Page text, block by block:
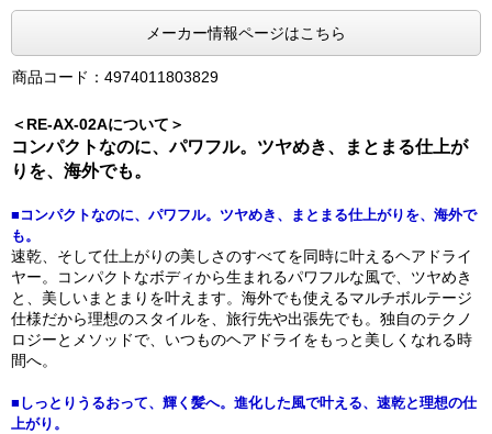
メーカー情報ページはこちら
商品コード：4974011803829
＜RE-AX-02Aについて＞
コンパクトなのに、パワフル。ツヤめき、まとまる仕上が
りを、海外でも。
■コンパクトなのに、パワフル。ツヤめき、まとまる仕上がりを、海外で
も。
速乾、そして仕上がりの美しさのすべてを同時に叶えるヘアドライ
ヤー。コンパクトなボディから生まれるパワフルな風で、ツヤめき
と、美しいまとまりを叶えます。海外でも使えるマルチボルテージ
仕様だから理想のスタイルを、旅行先や出張先でも。独自のテクノ
ロジーとメソッドで、いつものヘアドライをもっと美しくなれる時
間へ。
■しっとりうるおって、輝く髪へ。進化した風で叶える、速乾と理想の仕
上がり。